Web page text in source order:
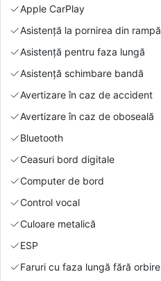
Apple CarPlay
Asistență la pornirea din rampă
Asistență pentru faza lungă
Asistență schimbare bandă
Avertizare în caz de accident
Avertizare în caz de oboseală
Bluetooth
Ceasuri bord digitale
Computer de bord
Control vocal
Culoare metalică
ESP
Faruri cu faza lungă fără orbire